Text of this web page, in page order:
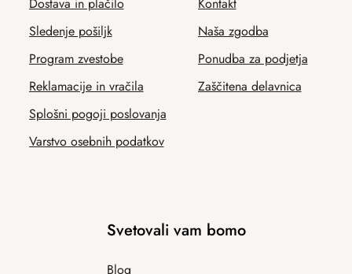
Dostava in plačilo
Sledenje pošiljk
Program zvestobe
Reklamacije in vračila
Splošni pogoji poslovanja
Varstvo osebnih podatkov
Kontakt
Naša zgodba
Ponudba za podjetja
Zaščitena delavnica
Svetovali vam bomo
Blog